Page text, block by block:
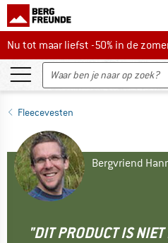
Nu tot maar liefst -50% in de
Nu tot maar liefst -50% in de
Fleecevesten
Bergvriend
"DIT PRODUCT IS